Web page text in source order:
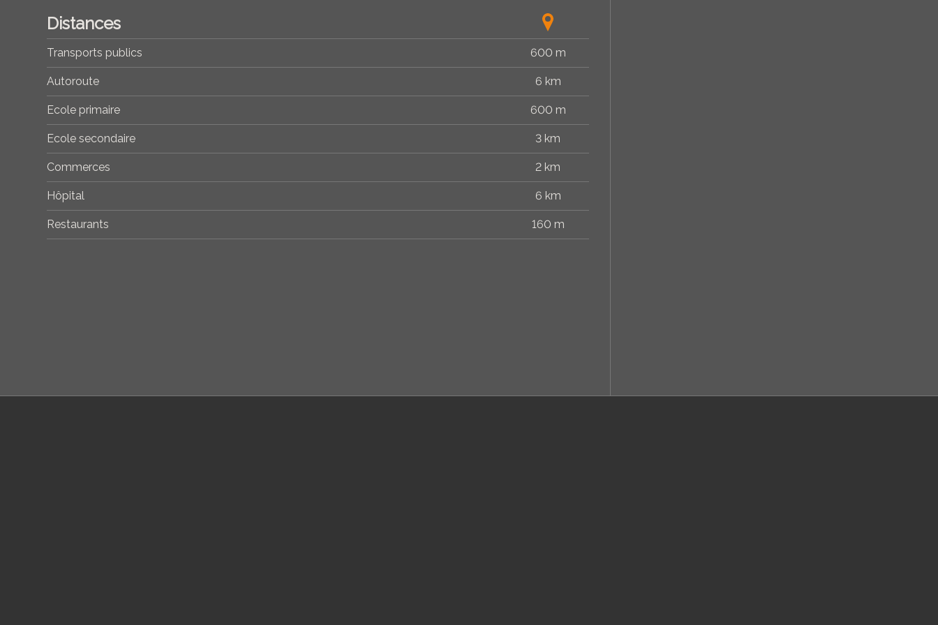
Distances
Transports publics 600 m
Autoroute 6 km
Ecole primaire 600 m
Ecole secondaire 3 km
Commerces 2 km
Hôpital 6 km
Restaurants 160 m